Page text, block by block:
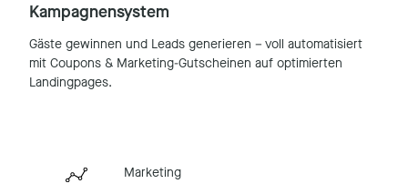
Kampagnensystem
Gäste gewinnen und Leads generieren – voll automatisiert
mit Coupons & Marketing-Gutscheinen auf optimierten
Landingpages.
Marketing